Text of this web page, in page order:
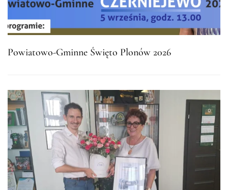
Powiatowo-Gminne Święto Plonów 2026